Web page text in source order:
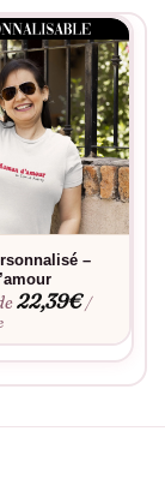
–
22,39€ /